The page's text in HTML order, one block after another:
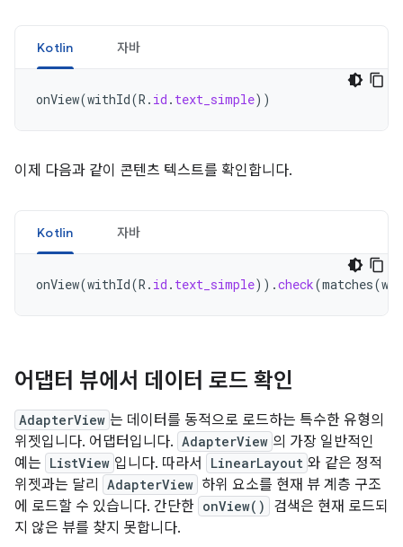
Kotlin 자바
onView(withId(R . id . text_simple))
이제 다음과 같이 콘텐츠 텍스트를 확인합니다.
Kotlin 자바
onView(withId(R . id . text_simple)).check(matches(
어댑터 뷰에서 데이터 로드 확인
AdapterView 는 데이터를 동적으로 로드하는 특수한 유형의
위젯입니다. 어댑터입니다. AdapterView 의 가장 일반적인
예는 ListView 입니다. 따라서 LinearLayout 와 같은 정적
위젯과는 달리
AdapterView 하위 요소를 현재 뷰 계층 구조
에 로드할 수 있습니다. 간단한 onView()
검색은 현재 로드되
지 않은 뷰를 찾지 못합니다.